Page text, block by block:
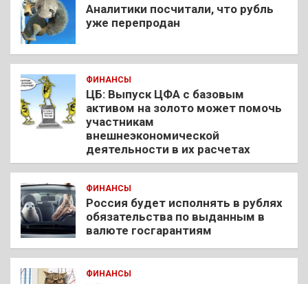
Аналитики посчитали, что рубль
уже перепродан
ФИНАНСЫ
ЦБ: Выпуск ЦФА с базовым
активом на золото может помочь
участникам
внешнеэкономической
деятельности в их расчетах
ФИНАНСЫ
Россия будет исполнять в рублях
обязательства по выданным в
валюте госгарантиям
ФИНАНСЫ